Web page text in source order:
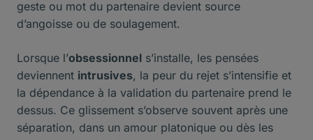
geste ou mot du partenaire devient source
d’angoisse ou de soulagement.
Lorsque l’obsessionnel s’installe, les pensées
deviennent intrusives, la peur du rejet s’intensifie et
la dépendance à la validation du partenaire prend le
dessus. Ce glissement s’observe souvent après une
séparation, dans un amour platonique ou dès les